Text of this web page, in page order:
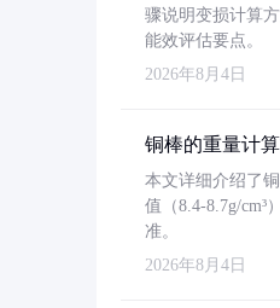
骤说明变损计算
能效评估要点。
2026年8月4日
铜棒的重量计
本文详细介绍了
值（8.4-8.7g/
准。
2026年8月4日